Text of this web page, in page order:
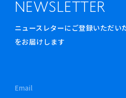
NEWSLETTER
ニュースレターにご登録いただい
をお届けします